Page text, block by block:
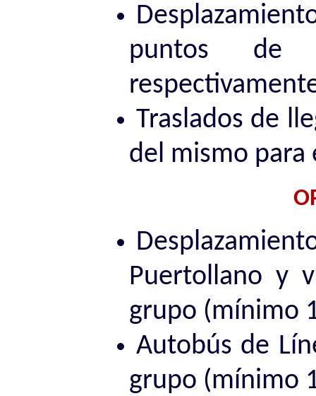
puntos de
Traslados de
del mismo para
Puertollano y
grupo (mínimo
Autobús de
grupo (mínimo